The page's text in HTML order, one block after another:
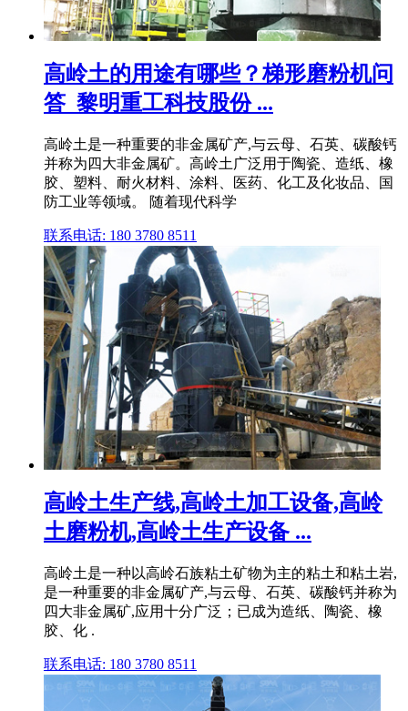
高岭土的用途有哪些？梯形磨粉机问
答_黎明重工科技股份 ...
高岭土是一种重要的非金属矿产,与云母、石英、碳酸钙
并称为四大非金属矿。高岭土广泛用于陶瓷、造纸、橡
胶、塑料、耐火材料、涂料、医药、化工及化妆品、国
防工业等领域。 随着现代科学
联系电话: 180 3780 8511
高岭土生产线,高岭土加工设备,高岭
土磨粉机,高岭土生产设备 ...
高岭土是一种以高岭石族粘土矿物为主的粘土和粘土岩,
是一种重要的非金属矿产,与云母、石英、碳酸钙并称为
四大非金属矿,应用十分广泛；已成为造纸、陶瓷、橡
胶、化 .
联系电话: 180 3780 8511